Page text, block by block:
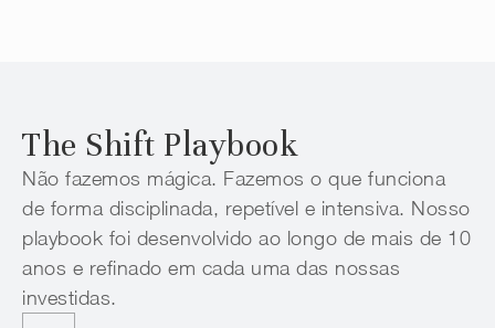
The Shift Playbook
Não fazemos mágica. Fazemos o que funciona
de forma disciplinada, repetível e intensiva. Nosso
playbook foi desenvolvido ao longo de mais de 10
anos e refinado em cada uma das nossas
investidas.